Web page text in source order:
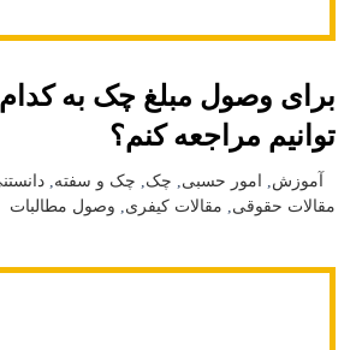
برای وصول مبلغ چک به
توانیم مراجعه کنم؟
آموزش امور حسبی چک چک و سفته ,
مقالات حقوقی
مقالات کیفری وصول مطالبات